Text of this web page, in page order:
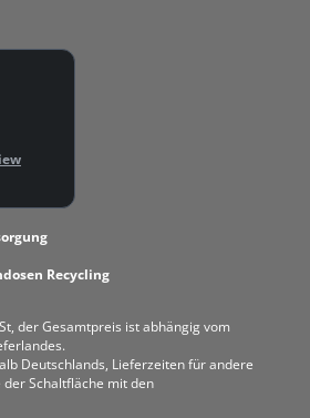
Recycling
der Gesamtpreis ist abhängig vom
Deutschlands, Lieferzeiten für andere
Schaltfläche mit den